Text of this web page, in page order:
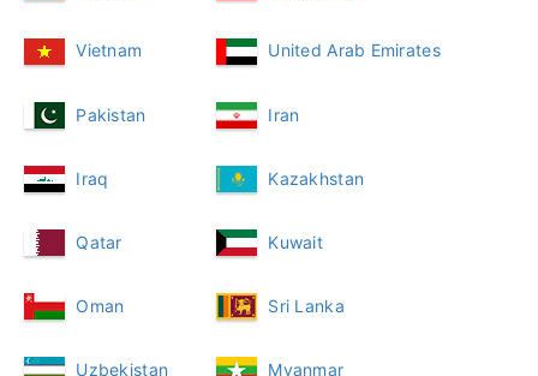
Vietnam United Arab Emirates
Pakistan Iran
Iraq Kazakhstan
Qatar Kuwait
Oman Sri Lanka
Uzbekistan Myanmar